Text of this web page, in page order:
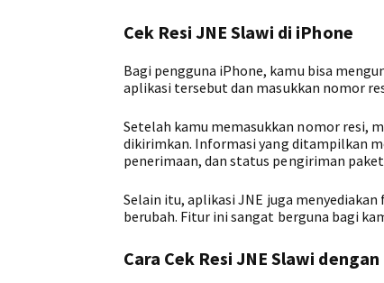
Cek Resi JNE Slawi di iPhone
Bagi pengguna iPhone, kamu bisa
aplikasi tersebut dan masukkan nomor
Setelah kamu memasukkan nomor resi,
dikirimkan. Informasi yang ditampilkan
penerimaan, dan status pengiriman
Selain itu, aplikasi JNE juga
berubah. Fitur ini sangat berguna bagi
Cara Cek Resi JNE Slawi